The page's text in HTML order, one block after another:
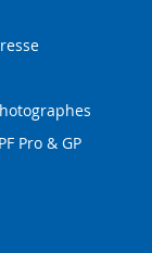
Pro & GP